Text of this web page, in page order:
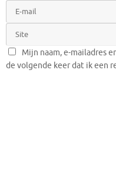
Mijn naam, e-mailadres
de volgende keer dat ik een